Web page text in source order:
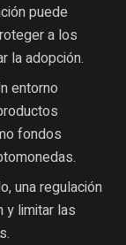
puede
a los
la adopción.
entorno
fondos
una regulación
y limitar las